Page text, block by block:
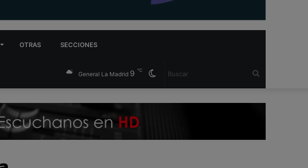
OTRAS SECCIONES
Cambiar
modo
General La Madrid 9 ℃